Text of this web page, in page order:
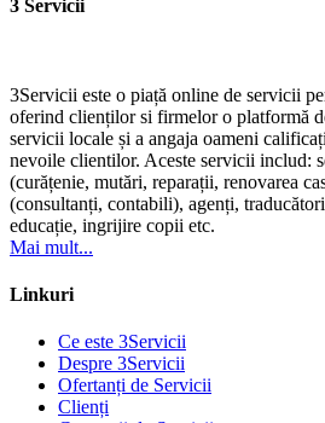
3 Servicii
3Servicii este o piață online de servicii
oferind clienților si firmelor o platformă
servicii locale și a angaja oameni
nevoile clientilor. Aceste servicii includ:
(curățenie, mutări, reparații, renovarea
(consultanți, contabili), agenți,
educație, ingrijire copii etc.
Mai mult...
Linkuri
Ce este 3Servicii
Despre 3Servicii
Ofertanți de Servicii
Clienți